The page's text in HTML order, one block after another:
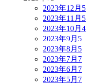
2023年12月 5
2023年11月 5
2023年10月 4
2023年9月 5
2023年8月 5
2023年7月 7
2023年6月 7
2023年5月 7